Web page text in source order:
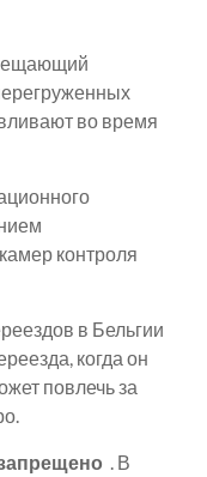
во время
контроля
в Бельгии
когда он
повлечь за
. В